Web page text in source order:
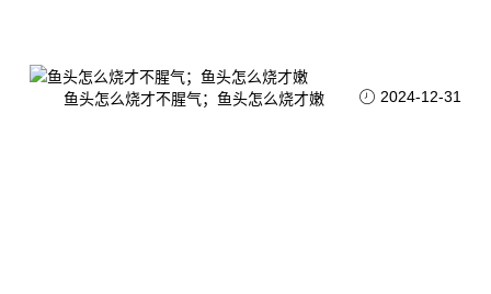
鱼头怎么烧才不腥气；鱼头怎么烧才嫩 2024-12-31